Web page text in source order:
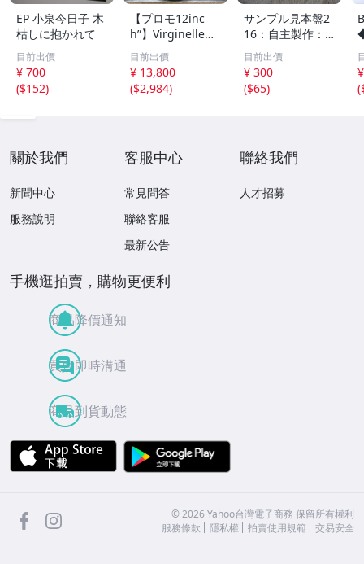
EP 小泉今日子 木
枯しに抱かれて
目前出價
¥ 700
($152)
【プロモ12inc
h”】Virginelle・
Mickey B. / Luck
y Tango・Let Th
e Rain 他 (VEJT-8
9147)
目前出價
¥ 13,800
($2,984)
サンプル見本盤2
16：自主製作： T
ORAYA 第12回
秋田県吹奏楽コン
クール シングル
レコード
目前出價
¥ 300
($65)
(
關於我們
新聞中心
服務說明
客服中心
常見問答
聯絡客服
最新公告
聯絡我們
人才招募
手機逛拍賣，購物更便利
商品降價通知
買賣即時溝通
商品到貨動態
APP Store
facebook ©2026 Yahoo台灣電子商務 保留所有權利
服務條款
隱私權 拍賣使用規範 交易安全